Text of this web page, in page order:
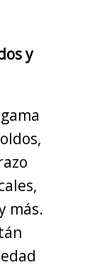
y
más.